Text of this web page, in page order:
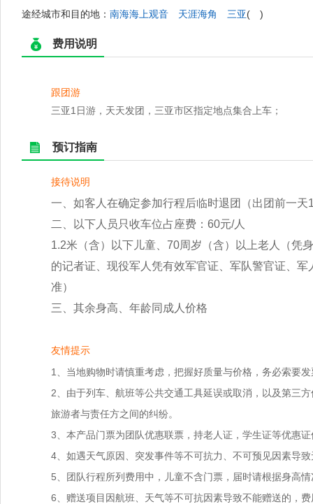
途经城市和目的地： 南海海上观音 天涯海角 三亚( )
费用说明
跟团游
三亚1日游，天天发团，三亚市区指定地点集合上车；
预订指南
接待说明
一、如客人在确定参加行程后临时退团（出团前一
二、以下人员只收车位占座费：60元/人
1.2米（含）以下儿童、70周岁（含）以上老人（凭
的记者证、现役军人凭有效军官证、军队警官证、
准）
三、其余身高、年龄同成人价格
友情提示
1、当地购物时请慎重考虑，把握好质量与价格，务必索要发
2、由于列车、航班等公共交通工具延误或取消，以及第三
旅游者与责任方之间的纠纷。
3、本产品门票为团队优惠联票，持老人证，学生证等优惠
4、如遇天气原因、突发事件等不可抗力、不可预见因素导
5、团队行程所列费用中，儿童不含门票，届时请根据身高
6、赠送项目因航班、天气等不可抗因素导致不能赠送的，